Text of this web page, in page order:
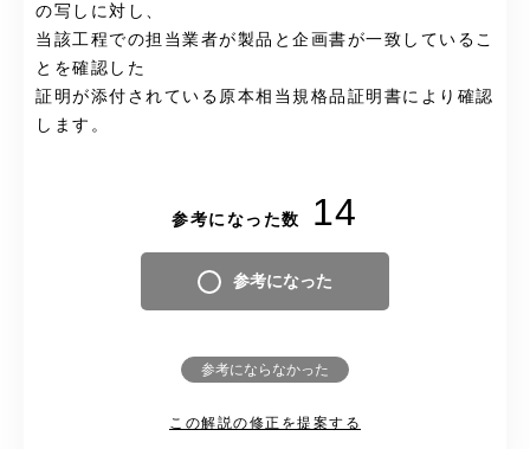
の写しに対し、
当該工程での担当業者が製品と企画書が一致しているこ
とを確認した
証明が添付されている原本相当規格品証明書により確認
します。
参考になった数 14
参考になった
参考にならなかった
この解説の修正を提案する